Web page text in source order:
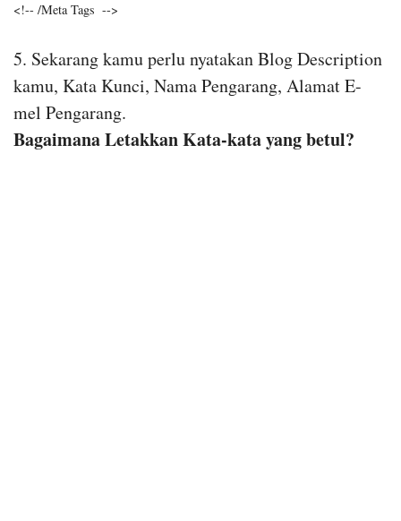
<!-- /Meta Tags  -->
5. Sekarang kamu perlu nyatakan Blog Description
kamu, Kata Kunci, Nama Pengarang, Alamat E-
mel Pengarang.
Bagaimana Letakkan Kata-kata yang betul?